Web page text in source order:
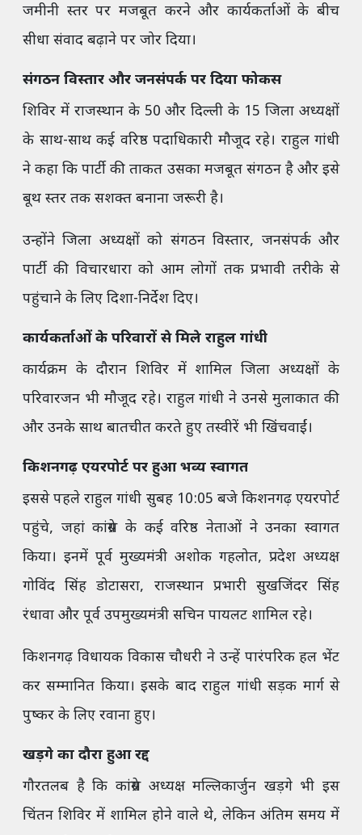
जमीनी स्तर पर मजबूत करने और कार्यकर्ताओं के बीच
सीधा संवाद बढ़ाने पर जोर दिया।
संगठन विस्तार और जनसंपर्क पर दिया फोकस
शिविर में राजस्थान के 50 और दिल्ली के 15 जिला अध्यक्षों
के साथ-साथ कई वरिष्ठ पदाधिकारी मौजूद रहे। राहुल गांधी
ने कहा कि पार्टी की ताकत उसका मजबूत संगठन है और इसे
बूथ स्तर तक सशक्त बनाना जरूरी है।
उन्होंने जिला अध्यक्षों को संगठन विस्तार, जनसंपर्क और
पार्टी की विचारधारा को आम लोगों तक प्रभावी तरीके से
पहुंचाने के लिए दिशा-निर्देश दिए।
कार्यकर्ताओं के परिवारों से मिले राहुल गांधी
कार्यक्रम के दौरान शिविर में शामिल जिला अध्यक्षों के
परिवारजन भी मौजूद रहे। राहुल गांधी ने उनसे मुलाकात की
और उनके साथ बातचीत करते हुए तस्वीरें भी खिंचवाईं।
किशनगढ़ एयरपोर्ट पर हुआ भव्य स्वागत
इससे पहले राहुल गांधी सुबह 10:05 बजे किशनगढ़ एयरपोर्ट
पहुंचे, जहां कांग्रेस के कई वरिष्ठ नेताओं ने उनका स्वागत
किया। इनमें पूर्व मुख्यमंत्री अशोक गहलोत, प्रदेश अध्यक्ष
गोविंद सिंह डोटासरा, राजस्थान प्रभारी सुखजिंदर सिंह
रंधावा और पूर्व उपमुख्यमंत्री सचिन पायलट शामिल रहे।
किशनगढ़ विधायक विकास चौधरी ने उन्हें पारंपरिक हल भेंट
कर सम्मानित किया। इसके बाद राहुल गांधी सड़क मार्ग से
पुष्कर के लिए रवाना हुए।
खड़गे का दौरा हुआ रद्द
गौरतलब है कि कांग्रेस अध्यक्ष मल्लिकार्जुन खड़गे भी इस
चिंतन शिविर में शामिल होने वाले थे, लेकिन अंतिम समय में